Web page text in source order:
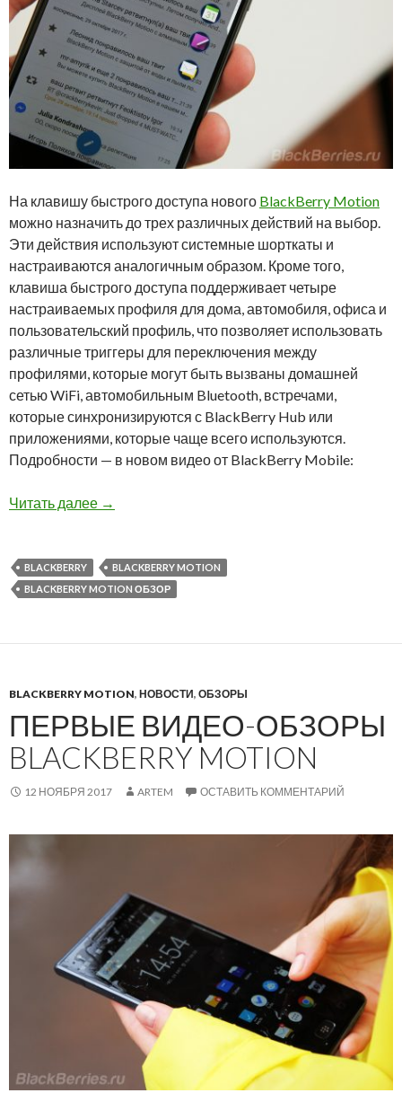
На клавишу быстрого доступа нового BlackBerry Motion
можно назначить до трех различных действий на выбор.
Эти действия используют системные шорткаты и
настраиваются аналогичным образом. Кроме того,
клавиша быстрого доступа поддерживает четыре
настраиваемых профиля для дома, автомобиля, офиса и
пользовательский профиль, что позволяет использовать
различные триггеры для переключения между
профилями, которые могут быть вызваны домашней
сетью WiFi, автомобильным Bluetooth, встречами,
которые синхронизируются с BlackBerry Hub или
приложениями, которые чаще всего используются.
Подробности — в новом видео от BlackBerry Mobile:
Читать далее BlackBerry Motion: Клавиша быстрого
→
BLACKBERRY
BLACKBERRY MOTION
BLACKBERRY MOTION ОБЗОР
BLACKBERRY MOTION, НОВОСТИ, ОБЗОРЫ
ПЕРВЫЕ ВИДЕО-ОБЗОРЫ
BLACKBERRY MOTION
12 НОЯБРЯ 2017 ARTEM ОСТАВИТЬ КОММЕНТАРИЙ